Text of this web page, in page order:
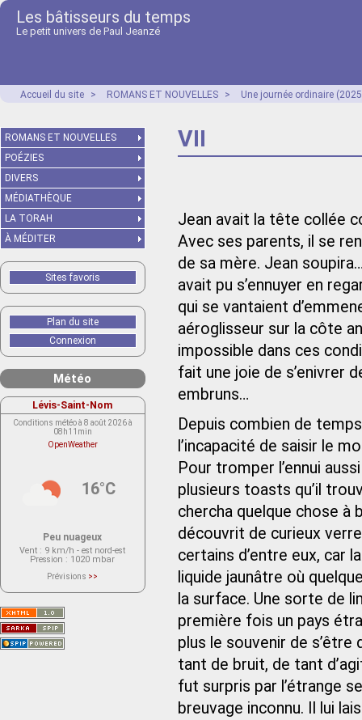
Les bâtisseurs du temps
Le petit univers de Paul Jeanzé
Accueil du site > ROMANS ET NOUVELLES > Une journée ordinaire
VII
Jean avait la tête collée
Avec ses parents, il se
de sa mère. Jean
avait pu s’ennuyer en
qui se vantaient
aéroglisseur sur la côte
impossible dans ces
fait une joie de s’enivrer
embruns…
Depuis combien de
l’incapacité de saisir le
Pour tromper l’ennui
plusieurs toasts qu’il
chercha quelque chose
découvrit de curieux
certains d’entre eux, car
liquide jaunâtre où
la surface. Une sorte de
première fois un pays
plus le souvenir de
tant de bruit, de tant
fut surpris par l’étrange
breuvage inconnu. Il lui
ROMANS ET NOUVELLES
POÉZIES
DIVERS
MÉDIATHÈQUE
LA TORAH
À MÉDITER
Sites favoris
Plan du site
Connexion
Météo
Lévis-Saint-Nom
Conditions météo à 8 août 2026 à
08h11min
OpenWeather
16°C
Peu nuageux
Vent : 9 km/h - est nord-est
Pression : 1020 mbar
Prévisions >>
actuellement aucune prévision
Saint-Nom.
Veuillez consulter le message du
service ci-dessous.
(401 - Invalid API key. Please see
https://openweathermap.org/faq#error401